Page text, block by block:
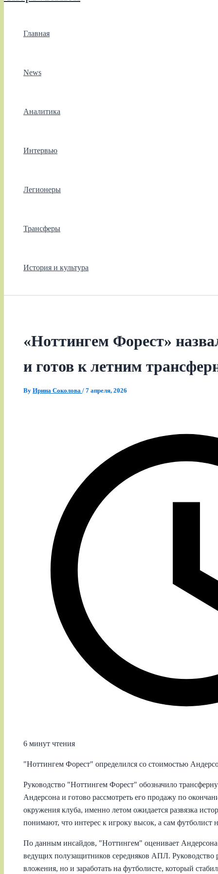
Главная
News
Аналитика
Интервью
Легионеры
Трансферы
История и культура
«Ноттингем Форест»
и готов к летним
By Ирина Соколова / 7 апреля, 2026
6 минут чтения
"Ноттингем Форест" определился со стоимостью
Руководство "Ноттингем Форест" обозначило
Андерсона и готово рассмотреть его продажу по
окружения клуба, именно летом ожидается развязка
понимают, что интерес к игроку высок, а сам футболист
По данным инсайдов, "Ноттингем" оценивает
ведущих полузащитников середняков АПЛ. Руководство
вложения, но и заработать на футболисте, который